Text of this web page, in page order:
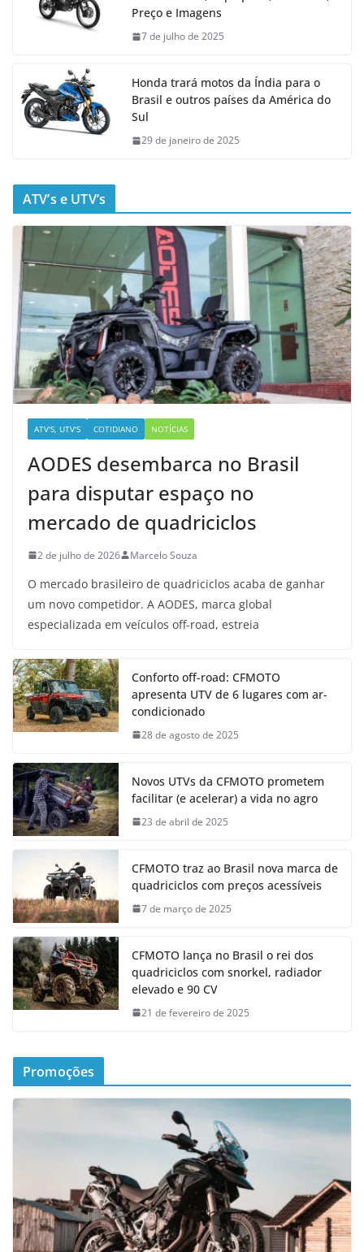
Preço e Imagens
7 de julho de 2025
Honda trará motos da Índia para o
Brasil e outros países da América do
Sul
29 de janeiro de 2025
ATV’s e UTV’s
ATV'S, UTV'S COTIDIANO NOTÍCIAS
AODES desembarca no Brasil
para disputar espaço no
mercado de quadriciclos
2 de julho de 2026 Marcelo Souza
O mercado brasileiro de quadriciclos acaba de ganhar
um novo competidor. A AODES, marca global
especializada em veículos off-road, estreia
Conforto off-road: CFMOTO
apresenta UTV de 6 lugares com ar-
condicionado
28 de agosto de 2025
Novos UTVs da CFMOTO prometem
facilitar (e acelerar) a vida no agro
23 de abril de 2025
CFMOTO traz ao Brasil nova marca de
quadriciclos com preços acessíveis
7 de março de 2025
CFMOTO lança no Brasil o rei dos
quadriciclos com snorkel, radiador
elevado e 90 CV
21 de fevereiro de 2025
Promoções